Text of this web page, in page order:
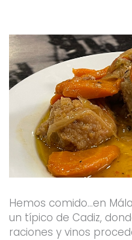
f
Hemos comido…en
un típico de Cadiz,
raciones y vinos